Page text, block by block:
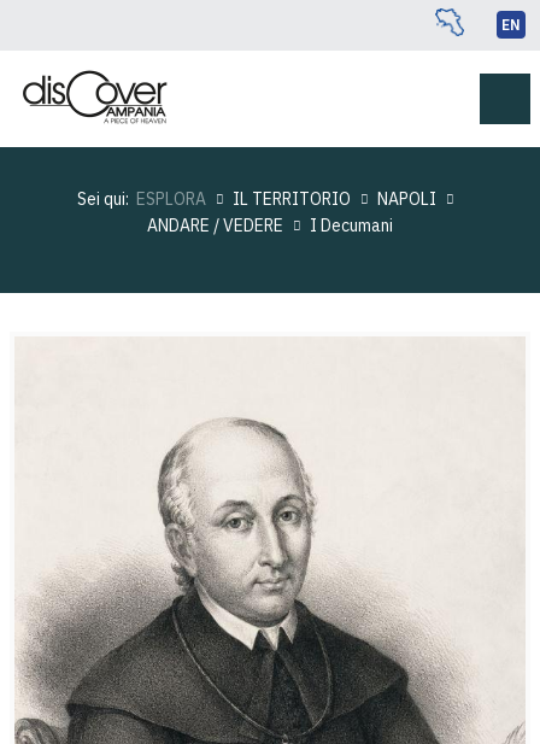
EN
Sei qui: ESPLORA IL TERRITORIO
NAPOLI
ANDARE / VEDERE
I Decumani